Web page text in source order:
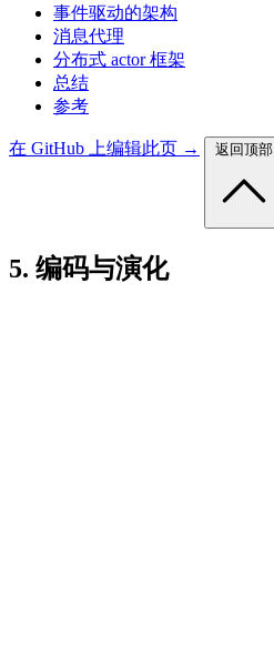
事件驱动的架构
消息代理
分布式 actor 框架
总结
参考
在 GitHub 上编辑此页 → 返回顶部
5. 编码与演化